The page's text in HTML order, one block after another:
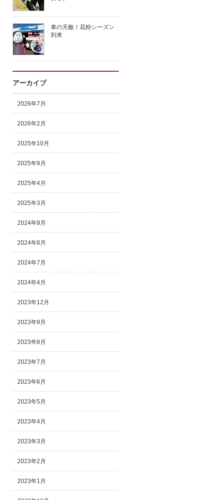
車の天敵！花粉シーズン
到来
アーカイブ
2026年7月
2026年2月
2025年10月
2025年9月
2025年4月
2025年3月
2024年9月
2024年8月
2024年7月
2024年4月
2023年12月
2023年9月
2023年8月
2023年7月
2023年6月
2023年5月
2023年4月
2023年3月
2023年2月
2023年1月